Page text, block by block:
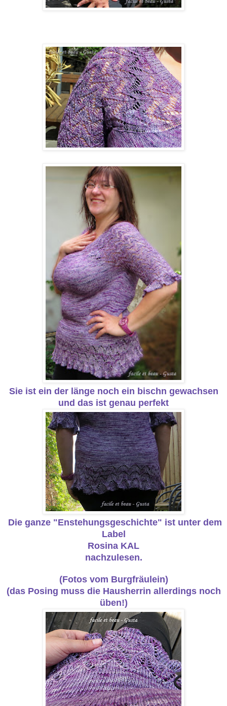
Sie ist ein der länge noch ein bischn gewachsen
und das ist genau perfekt
Die ganze "Enstehungsgeschichte" ist unter dem
Label
Rosina KAL
nachzulesen.
(Fotos vom Burgfräulein)
(das Posing muss die Hausherrin allerdings noch
üben!)